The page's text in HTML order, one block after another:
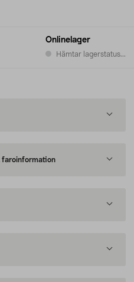
Onlinelager
Hämtar lagerstatus...
faroinformation